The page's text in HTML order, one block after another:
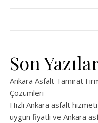
Son
Ankara Asfalt Tamirat
Çözümleri
Hızlı Ankara asfalt
uygun fiyatlı ve Ankara